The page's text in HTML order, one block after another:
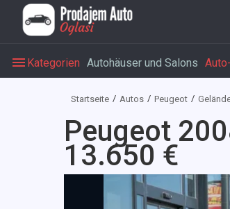
Kategorien Autohäuser und Salons
Startseite Autos Peugeot
Peugeot
13.650 €